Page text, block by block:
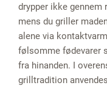
drypper ikke gennem
mens du griller
alene via
følsomme fødevarer
fra hinanden. I
grilltradition